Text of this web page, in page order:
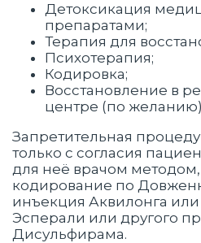
Детоксикация
препаратами;
Терапия для
Психотерапия;
Кодировка;
Восстановление в
центре (по
Запретительная
только с согласия
для неё врачом
кодирование по
инъекция Аквилонга
Эсперали или другого
Дисульфирама.